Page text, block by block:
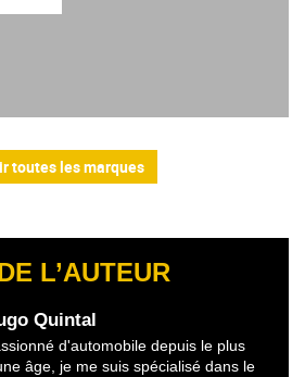
toutes les marques
L’AUTEUR
Quintal
d'automobile depuis le plus
âge, je me suis spécialisé dans le